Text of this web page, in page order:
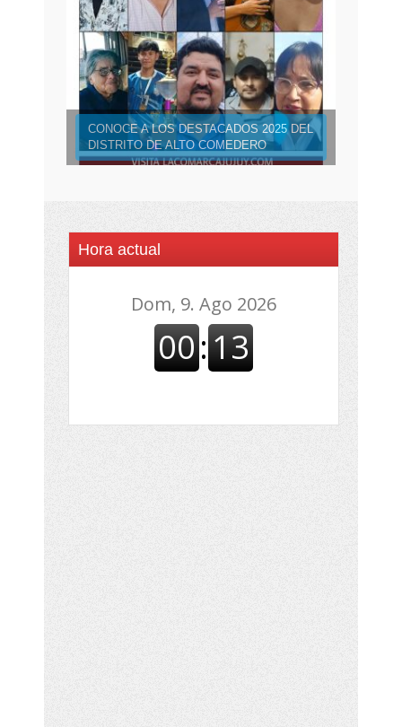
CONOCE A LOS DESTACADOS 2025 DEL
DISTRITO DE ALTO COMEDERO
Hora actual